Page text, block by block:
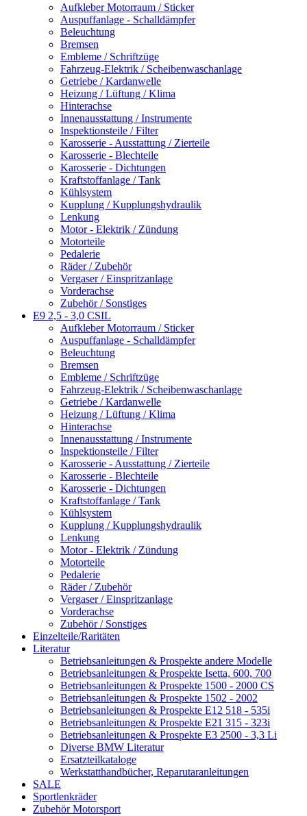
Aufkleber Motorraum / Sticker
Auspuffanlage - Schalldämpfer
Beleuchtung
Bremsen
Embleme / Schriftzüge
Fahrzeug-Elektrik / Scheibenwaschanlage
Getriebe / Kardanwelle
Heizung / Lüftung / Klima
Hinterachse
Innenausstattung / Instrumente
Inspektionsteile / Filter
Karosserie - Ausstattung / Zierteile
Karosserie - Blechteile
Karosserie - Dichtungen
Kraftstoffanlage / Tank
Kühlsystem
Kupplung / Kupplungshydraulik
Lenkung
Motor - Elektrik / Zündung
Motorteile
Pedalerie
Räder / Zubehör
Vergaser / Einspritzanlage
Vorderachse
Zubehör / Sonstiges
E9 2,5 - 3,0 CSIL
Aufkleber Motorraum / Sticker
Auspuffanlage - Schalldämpfer
Beleuchtung
Bremsen
Embleme / Schriftzüge
Fahrzeug-Elektrik / Scheibenwaschanlage
Getriebe / Kardanwelle
Heizung / Lüftung / Klima
Hinterachse
Innenausstattung / Instrumente
Inspektionsteile / Filter
Karosserie - Ausstattung / Zierteile
Karosserie - Blechteile
Karosserie - Dichtungen
Kraftstoffanlage / Tank
Kühlsystem
Kupplung / Kupplungshydraulik
Lenkung
Motor - Elektrik / Zündung
Motorteile
Pedalerie
Räder / Zubehör
Vergaser / Einspritzanlage
Vorderachse
Zubehör / Sonstiges
Einzelteile/Raritäten
Literatur
Betriebsanleitungen & Prospekte andere Modelle
Betriebsanleitungen & Prospekte Isetta, 600, 700
Betriebsanleitungen & Prospekte 1500 - 2000 CS
Betriebsanleitungen & Prospekte 1502 - 2002
Betriebsanleitungen & Prospekte E12 518 - 535i
Betriebsanleitungen & Prospekte E21 315 - 323i
Betriebsanleitungen & Prospekte E3 2500 - 3,3 Li
Diverse BMW Literatur
Ersatzteilkataloge
Werkstatthandbücher, Reparutaranleitungen
SALE
Sportlenkräder
Zubehör Motorsport